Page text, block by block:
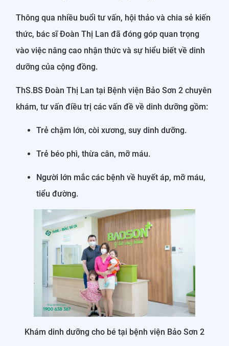
Thông qua nhiều buổi tư vấn, hội thảo và chia sẻ kiến
thức, bác sĩ Đoàn Thị Lan đã đóng góp quan trọng
vào việc nâng cao nhận thức và sự hiểu biết về dinh
dưỡng của cộng đồng.
ThS.BS Đoàn Thị Lan tại Bệnh viện Bảo Sơn 2 chuyên
khám, tư vấn điều trị các vấn đề về dinh dưỡng gồm:
Trẻ chậm lớn, còi xương, suy dinh dưỡng.
Trẻ béo phì, thừa cân, mỡ máu.
Người lớn mắc các bệnh về huyết áp, mỡ máu,
tiểu đường.
Khám dinh dưỡng cho bé tại bệnh viện Bảo Sơn 2